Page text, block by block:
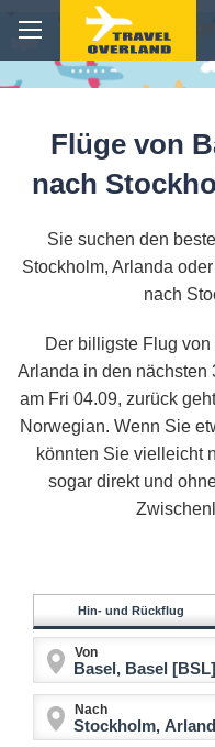
Flüge von
nach
Sie suchen den
Stockholm, Arlanda
nach
Der billigste Flug
Arlanda in den nächsten
am Fri 04.09, zurück
Norwegian. Wenn Sie
könnten Sie vielleicht
sogar direkt und
Hin- und Rückflug
Von
Nach